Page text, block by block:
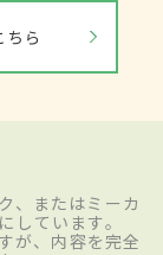
ちら
、またはミーカ
しています。
が、内容を完全